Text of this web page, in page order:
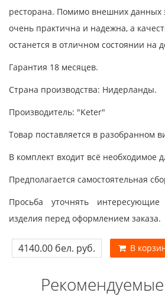
ресторана. Помимо внешних данных
очень практична и надежна, а
останется в отличном состоянии на
Гарантия 18 месяцев.
Страна производства: Нидерланды.
Производитель: "Keter"
Товар поставляется в разобранном
В комплект входит всё необходимое
Предполагается самостоятельная
Просьба уточнять интересующие
изделия перед оформлением заказа.
4140.00 бел. руб. В